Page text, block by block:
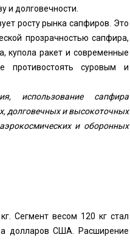
и долговечности.
росту рынка сапфиров. Это
прозрачностью сапфира,
купола ракет и современные
противостоять суровым и
использование сапфира
долговечных и высокоточных
и оборонных
Сегмент весом 120 кг стал
долларов США. Расширение